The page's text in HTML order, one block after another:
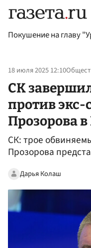
Покушение на главу
18 июля 2025 12:10
СК
против
Прозорова
СК: трое
Прозорова
Дарья Колаш